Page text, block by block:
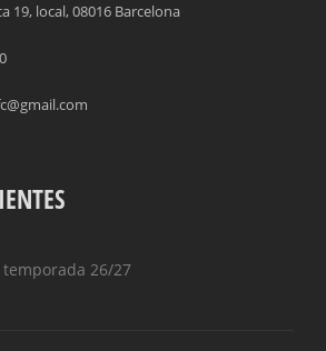
19, local, 08016 Barcelona
temporada 26/27